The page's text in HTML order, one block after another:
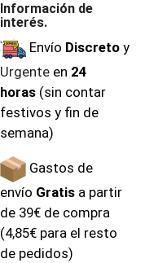
Información de
interés.
Envío Discretoy
Urgenteen 24
horas(sin contar
festivos y fin de
semana)
Gastos de
envío Gratisa partir
de 39€ de compra
(4,85€ para el resto
de pedidos)